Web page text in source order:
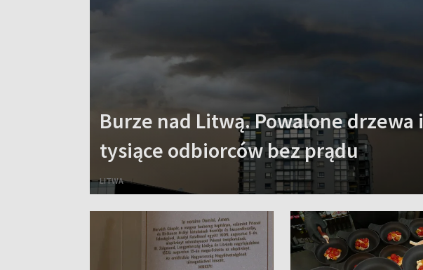
Burze nad Litwą. Powalone drzewa i
tysiące odbiorców bez prądu
LITWA